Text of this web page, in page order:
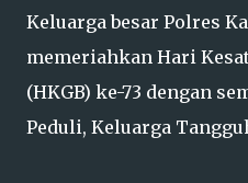
Keluarga besar Polres
memeriahkan Hari
(HKGB) ke-73 dengan
Peduli, Keluarga